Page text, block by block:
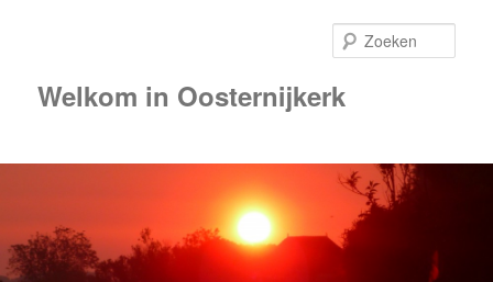
Welkom in Oosternijkerk